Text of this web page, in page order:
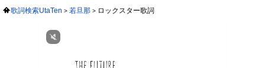
歌詞検索UtaTen 若旦那 ロックスター歌詞